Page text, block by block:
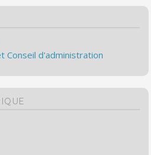
Conseil d'administration